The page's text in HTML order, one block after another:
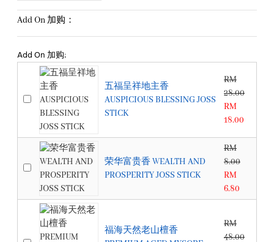
Add On 加购：
Add On 加购:
五福呈祥地主香
AUSPICIOUS BLESSING JOSS
STICK
RM
28.00
RM
18.00
荣华富贵香 WEALTH AND
PROSPERITY JOSS STICK
RM
8.00
RM
6.80
福海天然老山檀香
RM
48.00